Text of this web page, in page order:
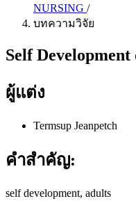
NURSING /
บทความวิจัย
Self
ผู้แต่ง
Termsup Jeanpetch
คำสำคัญ:
self development, adults